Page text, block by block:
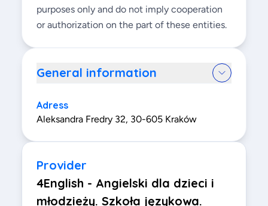
purposes only and do not imply cooperation
or authorization on the part of these entities.
General information
Adress
Aleksandra Fredry 32, 30-605 Kraków
Provider
4English - Angielski dla dzieci i
młodzieży. Szkoła językowa.